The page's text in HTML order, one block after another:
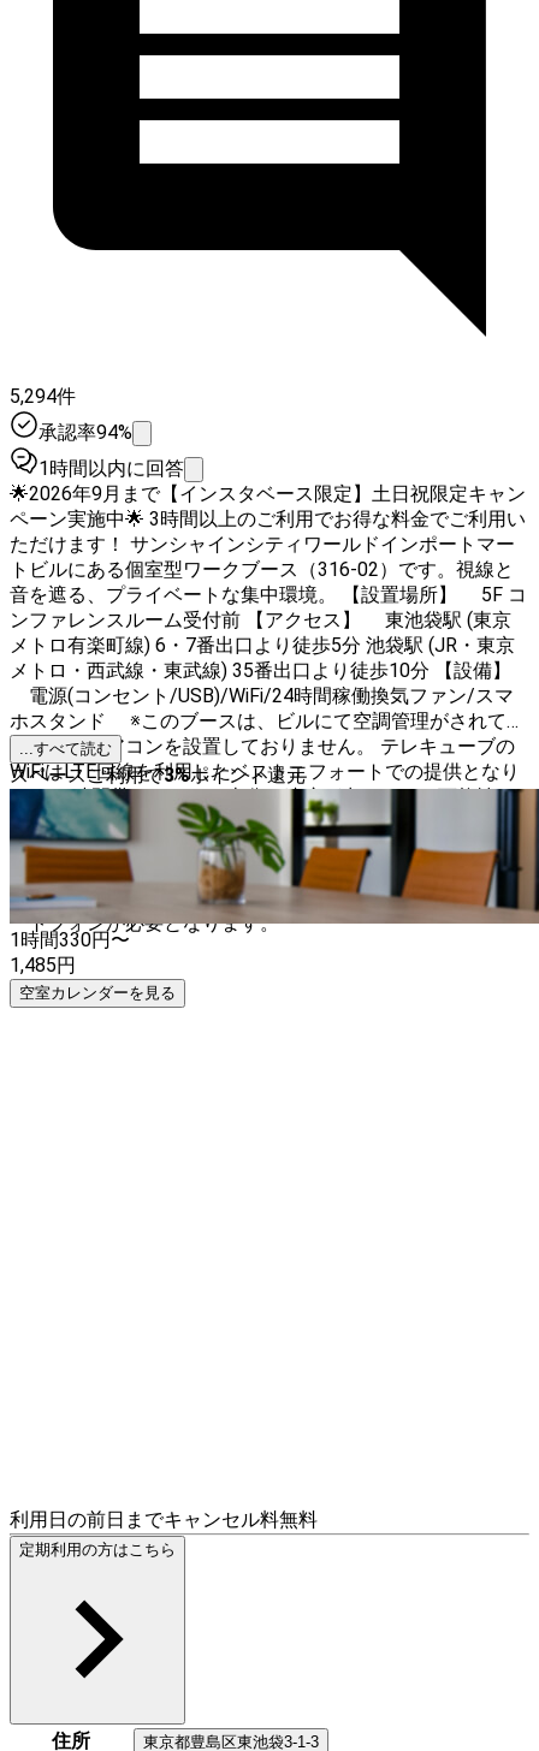
5,294件
承認率94%
1時間以内に回答
🌟2026年9月まで【インスタベース限定】土日祝限定キャン
ペーン実施中🌟 3時間以上のご利用でお得な料金でご利用い
ただけます！ サンシャインシティワールドインポートマー
トビルにある個室型ワークブース（316-02）です。視線と
音を遮る、プライベートな集中環境。 【設置場所】 5F コ
ンファレンスルーム受付前 【アクセス】 東池袋駅 (東京
メトロ有楽町線) 6・7番出口より徒歩5分 池袋駅 (JR・東京
メトロ・西武線・東武線) 35番出口より徒歩10分 【設備】
電源(コンセント/USB)/WiFi/24時間稼働換気ファン/スマ
ホスタンド ※このブースは、ビルにて空調管理がされてい
るため、エアコンを設置しておりません。 テレキューブの
WiFiはLTE回線を利用したベストエフォートでの提供となり
ます。 時間帯によっては十分な速度が出なくなる可能性も
あるため、大事な会議や面接でご利用の際には、代替の通信
手段をご用意いただくようお願いいたします。 【注意事
項】 テレキューブの解錠は、スマートロックでの自動解錠
です。 ご入室には、インスタベースにログインできるスマ
ートフォンが必要となります。
...すべて読む
スペースご利用で3%ポイント還元
1時間330円〜
1,485円
空室カレンダーを見る
利用日の前日までキャンセル料無料
定期利用の方はこちら
住所 東京都豊島区東池袋3-1-3